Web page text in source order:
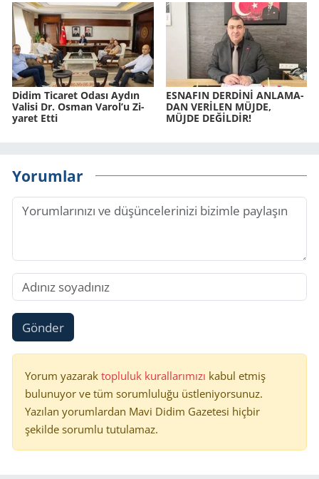
Didim Ti­ca­ret Odası Aydın
Va­li­si Dr. Osman Varol’u Zi­
ya­ret Etti
ES­NA­FIN DERDİNİ AN­LA­MA­
DAN VERİLEN MÜJDE,
MÜJDE DEĞİLDİR!
Yorumlar
Gönder
Yorum yazarak topluluk kurallarımızı kabul etmiş
bulunuyor ve tüm sorumluluğu üstleniyorsunuz.
Yazılan yorumlardan Mavi Didim Gazetesi hiçbir
şekilde sorumlu tutulamaz.